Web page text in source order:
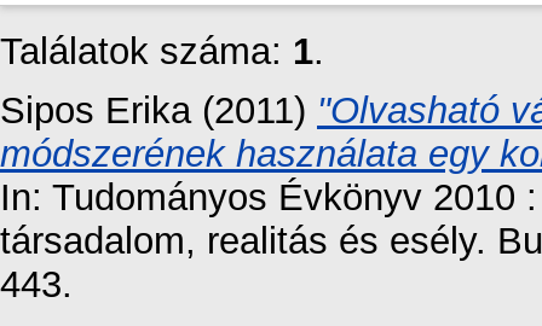
Találatok száma: 1.
Sipos Erika(2011) "Olvasható
módszerének használata egy
In: Tudományos Évkönyv 2010
társadalom, realitás és esély.
443.